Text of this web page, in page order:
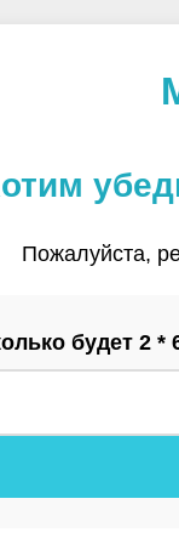
Пожалуйста,
будет 2 *